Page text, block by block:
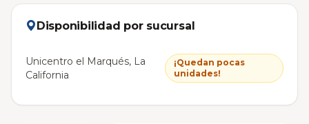
Disponibilidad por sucursal
Unicentro el Marqués, La
California
¡Quedan pocas
unidades!